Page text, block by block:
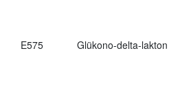
E575 Glükono-delta-lakton